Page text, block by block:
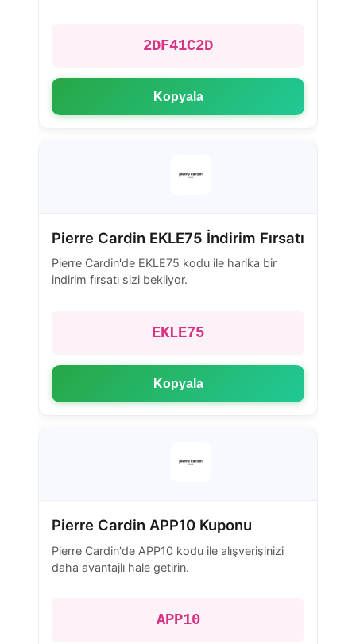
2DF41C2D
Kopyala
Pierre Cardin EKLE75 İndirim Fırsatı
Pierre Cardin'de EKLE75 kodu ile harika bir
indirim fırsatı sizi bekliyor.
EKLE75
Kopyala
Pierre Cardin APP10 Kuponu
Pierre Cardin'de APP10 kodu ile alışverişinizi
daha avantajlı hale getirin.
APP10